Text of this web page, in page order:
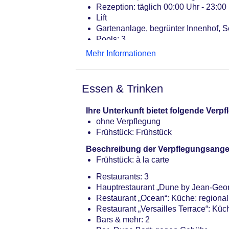
Rezeption: täglich 00:00 Uhr -
Lift
Gartenanlage, begrünter Innenhof,
Pools: 3
Adults-only-Pool „Versailles Pool“:
Infinitypool „Ocean Pool“: Outdoor,
Boutique, Juwelier
Wäscheservice: gegen Gebühr
Concierge Service, Gepäckservice
Zahlungsarten: TUI Card / VISA,
Haustier: Hund erlaubt: ohne
Parkmöglichkeiten: Parkplatz (nach
Gebäudeanzahl: 7, Etagen: 2,
Landeskategorie: 5 Sterne
Mehr Informationen
Essen & Trinken
Ihre Unterkunft bietet folgende
ohne Verpflegung
Frühstück: Frühstück
Beschreibung der
Frühstück: à la carte
Restaurants: 3
Hauptrestaurant „Dune by Jean-
Restaurant „Ocean“: Küche:
Restaurant „Versailles Terrace“:
Bars & mehr: 2